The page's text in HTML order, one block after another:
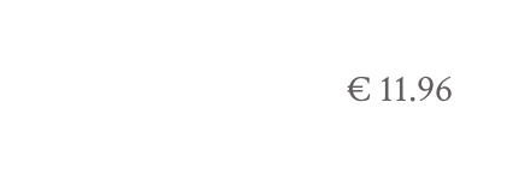
€ 11.96